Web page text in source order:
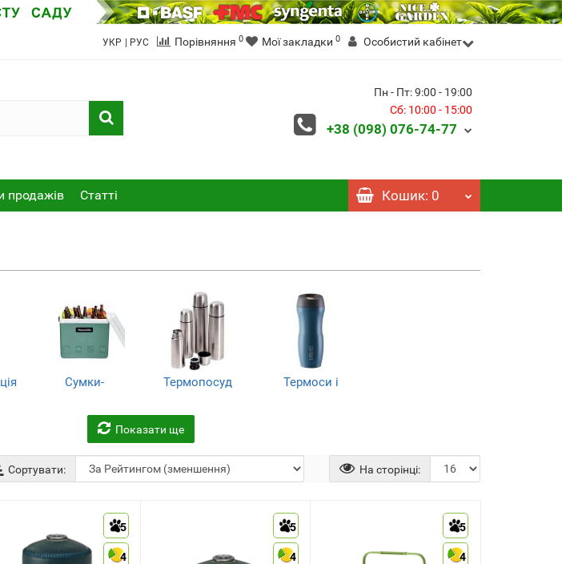
УКР | РУС Порівняння 0 Мої закладки 0 Особистий кабінет
Пн - Пт: 9:00 - 19:00
Сб: 10:00 - 15:00
+38 (098) 076-74-77
продажів Статті Кошик: 0
Сумки-
Термопосуд
Термоси і
Показати ще
Сортувати: На сторінці:
5
4
5
4
5
4